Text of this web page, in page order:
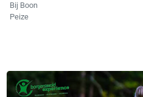
Bij Boon
Peize